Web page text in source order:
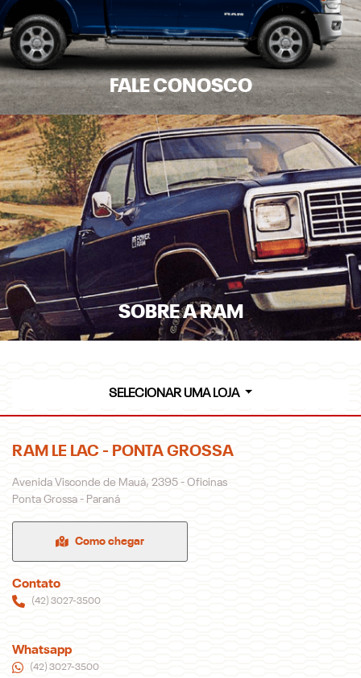
FALE CONOSCO
SOBRE A RAM
SELECIONAR UMA LOJA
RAM LE LAC - PONTA GROSSA
Avenida Visconde de Mauá, 2395 - Oficinas
Ponta Grossa - Paraná
Como chegar
Contato
(42) 3027-3500
Whatsapp
(42) 3027-3500